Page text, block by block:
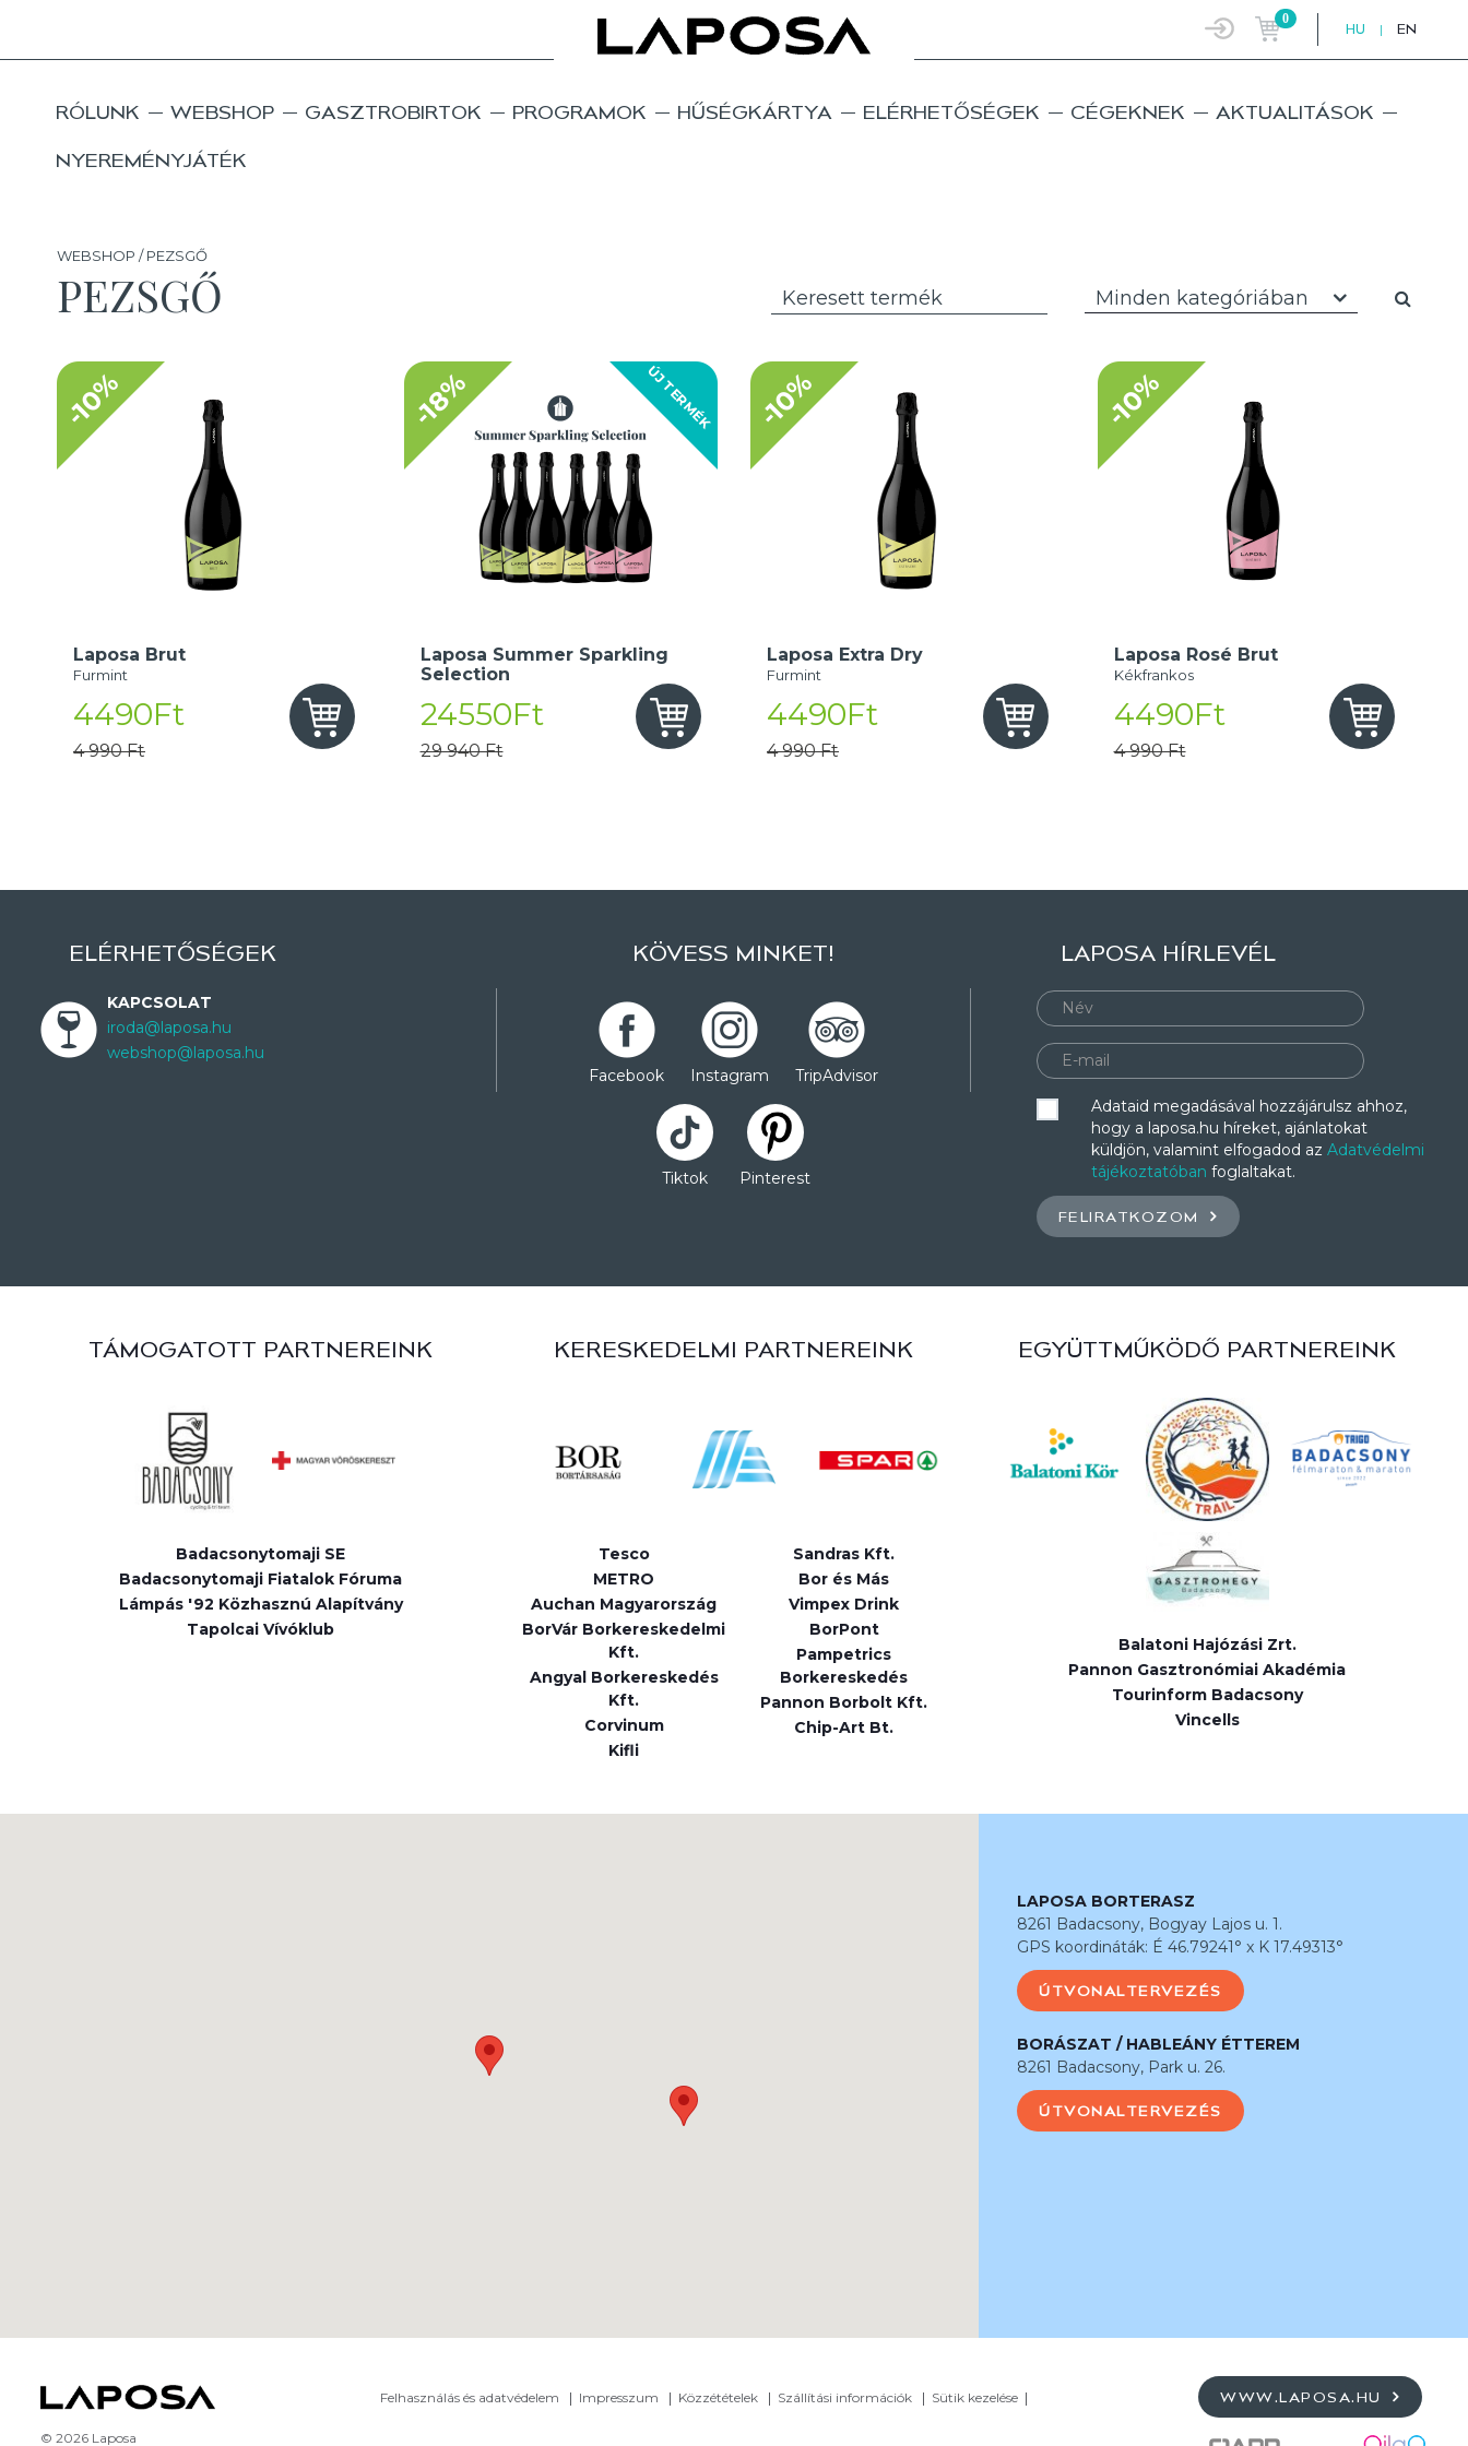
0
HU | EN
RÓLUNK WEBSHOP GASZTROBIRTOK PROGRAMOK HŰSÉGKÁRTYA ELÉRHETŐSÉGEK CÉGEKNEK AKTUALITÁSOK
NYEREMÉNYJÁTÉK
WEBSHOP / PEZSGŐ
PEZSGŐ Minden kategóriában
-10%
Laposa Brut
Furmint
4490Ft
4 990 Ft
ÚJ TERMÉK
-18%
Laposa Summer Sparkling
Selection
24550Ft
29 940 Ft
-10%
Laposa Extra Dry
Furmint
4490Ft
4 990 Ft
-10%
Laposa Rosé Brut
Kékfrankos
4490Ft
4 990 Ft
ELÉRHETŐSÉGEK
KAPCSOLAT
iroda@laposa.hu
webshop@laposa.hu
KÖVESS MINKET!
Facebook Instagram TripAdvisor
Tiktok Pinterest
LAPOSA HÍRLEVÉL
Adataid megadásával hozzájárulsz ahhoz,
hogy a laposa.hu híreket, ajánlatokat
küldjön, valamint elfogadod az Adatvédelmi
tájékoztatóban foglaltakat.
FELIRATKOZOM
TÁMOGATOTT PARTNEREINK
Badacsonytomaji SE
Badacsonytomaji Fiatalok Fóruma
Lámpás '92 Közhasznú Alapítvány
Tapolcai Vívóklub
KERESKEDELMI PARTNEREINK
Tesco
METRO
Auchan Magyarország
BorVár Borkereskedelmi
Kft.
Angyal Borkereskedés
Kft.
Corvinum
Kifli
Sandras Kft.
Bor és Más
Vimpex Drink
BorPont
Pampetrics
Borkereskedés
Pannon Borbolt Kft.
Chip-Art Bt.
EGYÜTTMŰKÖDŐ PARTNEREINK
Balatoni Hajózási Zrt.
Pannon Gasztronómiai Akadémia
Tourinform Badacsony
Vincells
LAPOSA BORTERASZ
8261 Badacsony, Bogyay Lajos u. 1.
GPS koordináták: É 46.79241° x K 17.49313°
ÚTVONALTERVEZÉS
BORÁSZAT / HABLEÁNY ÉTTEREM
8261 Badacsony, Park u. 26.
ÚTVONALTERVEZÉS
Felhasználás és adatvédelem Impresszum Közzétételek Szállítási információk Sütik kezelése WWW.LAPOSA.HU
© 2026 Laposa